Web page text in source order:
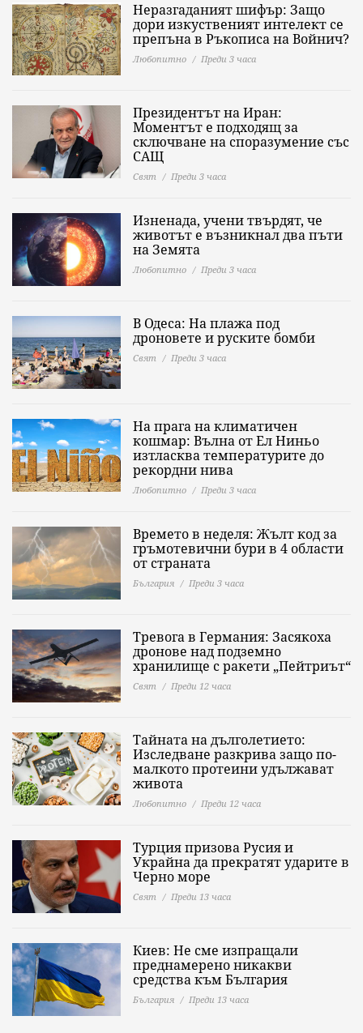
Неразгаданият шифър: Защо
дори изкуственият интелект се
препъна в Ръкописа на Войнич?
Любопитно Преди 3 часа
Президентът на Иран:
Моментът е подходящ за
сключване на споразумение със
САЩ
Свят Преди 3 часа
Изненада, учени твърдят, че
животът е възникнал два пъти
на Земята
Любопитно Преди 3 часа
В Одеса: На плажа под
дроновете и руските бомби
Свят Преди 3 часа
На прага на климатичен
кошмар: Вълна от Ел Ниньо
изтласква температурите до
рекордни нива
Любопитно Преди 3 часа
Времето в неделя: Жълт код за
гръмотевични бури в 4 области
от страната
България Преди 3 часа
Тревога в Германия: Засякоха
дронове над подземно
хранилище с ракети „Пейтриът“
Свят Преди 12 часа
Тайната на дълголетието:
Изследване разкрива защо по-
малкото протеини удължават
живота
Любопитно Преди 12 часа
Турция призова Русия и
Украйна да прекратят ударите в
Черно море
Свят Преди 13 часа
Киев: Не сме изпращали
преднамерено никакви
средства към България
България Преди 13 часа